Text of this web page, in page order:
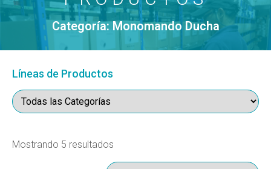
Categoría: Monomando Ducha
Líneas de Productos
Mostrando 5 resultados